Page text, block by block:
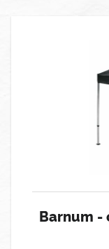
Barnum -